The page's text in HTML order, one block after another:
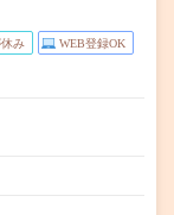
み WEB登録OK